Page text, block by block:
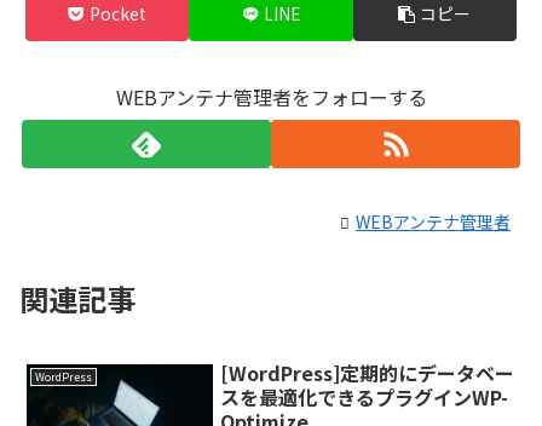
Pocket LINE コピー
WEBアンテナ管理者をフォローする
WEBアンテナ管理者
関連記事
WordPress
[WordPress]定期的にデータベー
スを最適化できるプラグインWP-